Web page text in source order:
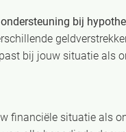
bij
bij jouw situatie als
financiële situatie als